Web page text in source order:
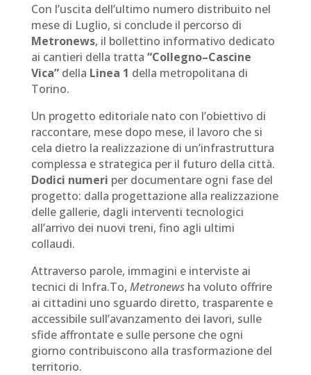
Con l’uscita dell’ultimo numero distribuito nel
mese di Luglio, si conclude il percorso di
Metronews, il bollettino informativo dedicato
ai cantieri della tratta “Collegno–Cascine
Vica”della Linea 1 della metropolitana di
Torino.
Un progetto editoriale nato con l’obiettivo di
raccontare, mese dopo mese, il lavoro che si
cela dietro la realizzazione di un’infrastruttura
complessa e strategica per il futuro della città.
Dodici numeri per documentare ogni fase del
progetto: dalla progettazione alla realizzazione
delle gallerie, dagli interventi tecnologici
all’arrivo dei nuovi treni, fino agli ultimi
collaudi.
Attraverso parole, immagini e interviste ai
tecnici di Infra.To, Metronewsha voluto offrire
ai cittadini uno sguardo diretto, trasparente e
accessibile sull’avanzamento dei lavori, sulle
sfide affrontate e sulle persone che ogni
giorno contribuiscono alla trasformazione del
territorio.